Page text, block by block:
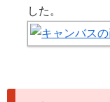
した。